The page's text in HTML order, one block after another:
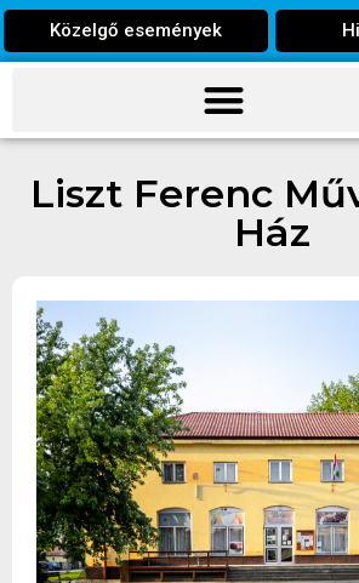
Közelgő események
Liszt Ferenc
Ház